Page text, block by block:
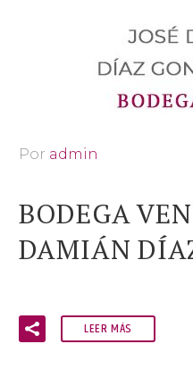
Por admin
BODEGA
DAMIÁN
LEER MÁS